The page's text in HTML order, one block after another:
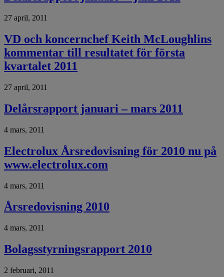
27 april, 2011
VD och koncernchef Keith McLoughlins
kommentar till resultatet för första
kvartalet 2011
27 april, 2011
Delårsrapport januari – mars 2011
4 mars, 2011
Electrolux Årsredovisning för 2010 nu på
www.electrolux.com
4 mars, 2011
Årsredovisning 2010
4 mars, 2011
Bolagsstyrningsrapport 2010
2 februari, 2011